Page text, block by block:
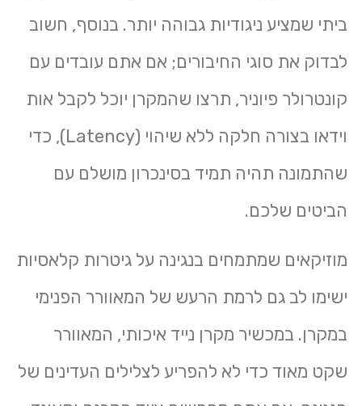
ביתי שמציע ניגודיות גבוהה יותר. בנוסף, חשוב
לבדוק את סוגי החיבורים; אם אתם עובדים עם
קונטרולר פיוניר, תרצו שהמקרן יוכל לקבל אות
וידאו בצורה חלקה ללא שיהוי (Latency), כדי
שהתמונה תהיה תמיד בסינכרון מושלם עם
הביטים שלכם.
מוזיקאים שמתמחים בנגינה על גיטרות קלאסיות
ישימו לב גם לרמת הרעש של המאוורר הפנימי
במקרן. במכשיר מקרן נייד איכותי, המאוורר
שקט מאוד כדי לא להפריע לצלילים העדינים של